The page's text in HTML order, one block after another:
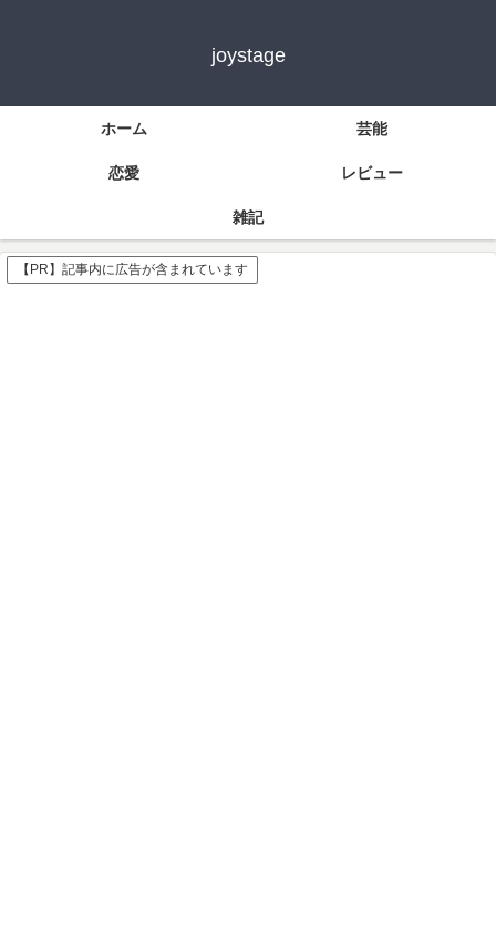
joystage
ホーム 芸能
恋愛 レビュー
雑記
【PR】記事内に広告が含まれています